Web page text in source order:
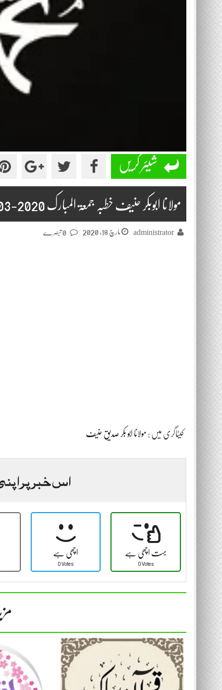
شیئر کریں
مولانا ابوبکر حنیف خطبہ جمعۃ المبارک 2020-03-13
administrator مارچ 18, 2020
کیٹاگری میں : مولانا ابو بکر صدیق حنیف
اس خبر پر
اچھی ہے
0 Votes
بہت اچھی ہے
0 Votes